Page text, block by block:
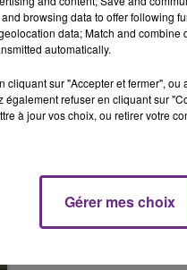
6h00 - 10h00
LA FAMILLE
FM vous a
browsing data to offer following
data; Match and
automatically.
cliquant sur "Accepter et fermer",
également refuser en cliquant sur
à jour vos choix, ou retirer votre
Gérer mes choix